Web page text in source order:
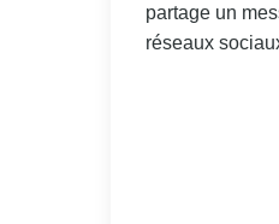
partage un
réseaux